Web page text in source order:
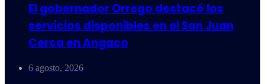
El gobernador Orrego destacó los
servicios disponibles en el San Juan
Cerca en Angaco
6 agosto, 2026